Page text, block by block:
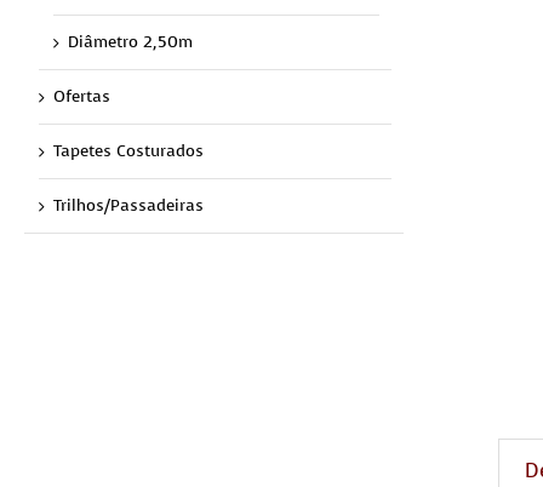
Diâmetro 2,50m
Ofertas
Tapetes Costurados
Trilhos/Passadeiras